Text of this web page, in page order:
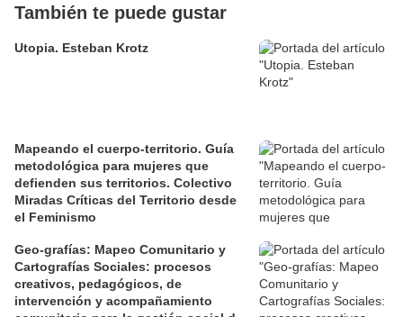
También te puede gustar
Utopia. Esteban Krotz
Mapeando el cuerpo-territorio. Guía
metodológica para mujeres que
defienden sus territorios. Colectivo
Miradas Críticas del Territorio desde
el Feminismo
Geo-grafías: Mapeo Comunitario y
Cartografías Sociales: procesos
creativos, pedagógicos, de
intervención y acompañamiento